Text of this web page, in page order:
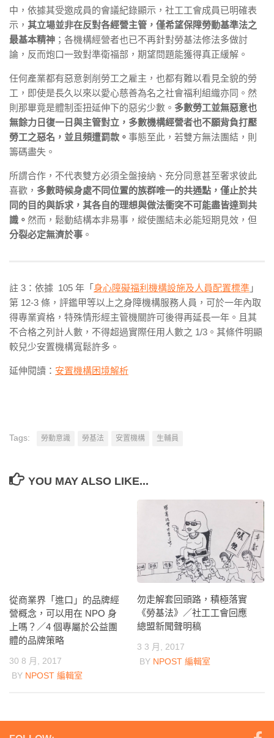
中，依據其受邀成員的會議紀錄顯示，社工工會成員已明確表
示， 其立場並非在反對各經營主管，僅希望保障勞動基準法之
最基本精神 ；各機構經營者也已不再針對勞基法修法多做討
論，反而炮口一致對準衛福部，期望問題能獲得真正緩解。
任何產業都有惡意剝削勞工之雇主，也都有難以看見全貌的勞
工，即使是長久以來以愛心慈善為名之社會福利組織亦同。然
則那畢竟是體制歪扭延伸下的惡劣少數。 多數勞工並無惡意也
無餘力日復一日與主管對立，多數機構經營者也不願背負打壓
勞工之惡名，並且頻遭罰款。 事態至此，若雙方無法團結，則
籌碼盡失。
所謂合作，不代表雙方必須全盤接納、充分同意甚至奢求彼此
喜歡， 多數時候身處不同位置的族群唯一的共通點，僅止於共
同的目的與訴求，其各自的理想與做法衝突不可能盡皆達到共
識。 然而，鬆動結構本非易事，縱使團結未必能短期見效，但
分裂必定無濟於事 。
註 3：依據 105 年「 身心障礙福利機構設施及人員配置標準 」
第 12-3 條，評鑑甲等以上之身障機構服務人員，可於一年內取
得專業資格，特殊情形經主管機關許可後得再延長一年。且其
不合格之列計人數，不得超過實際任用人數之 1/3。其條件明顯
較兒少安置機構寬鬆許多。
延伸閱讀： 安置機構困境解析
Tags: 勞動意識 勞基法 安置機構 生輔員
YOU MAY ALSO LIKE...
從商業界「進口」的品牌經
營概念，可以用在 NPO 身
上嗎？／4 個專屬於公益團
體的品牌策略
30 8 月, 2017
BY NPOST 編輯室
勿走解套回頭路，積極落實
《勞基法》／社工工會回應
總盟新聞聲明稿
3 3 月, 2017
BY NPOST 編輯室